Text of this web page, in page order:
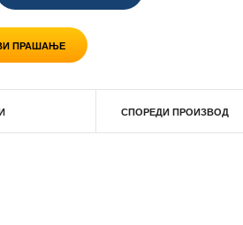
ПРАШАЊЕ
СПОРЕДИ ПРОИЗВОД